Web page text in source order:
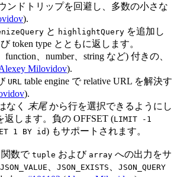
ンドトリップを回避し、多数の小さな
).
と highlightQuery を追加し
token type とともに返します。
、number、string など) 付きの、
Milovidov).
URL table engine で relative URL を解決す
).
なく 末尾から行を選択できるようにし
返します。負の OFFSET (LIMIT -1
1 BY id) もサポートされます。
関数で tuple および array への出力をサ
JSON_VALUE 、 JSON_EXISTS 、 JSON_QUERY